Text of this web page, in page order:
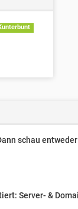
schau
Server- &